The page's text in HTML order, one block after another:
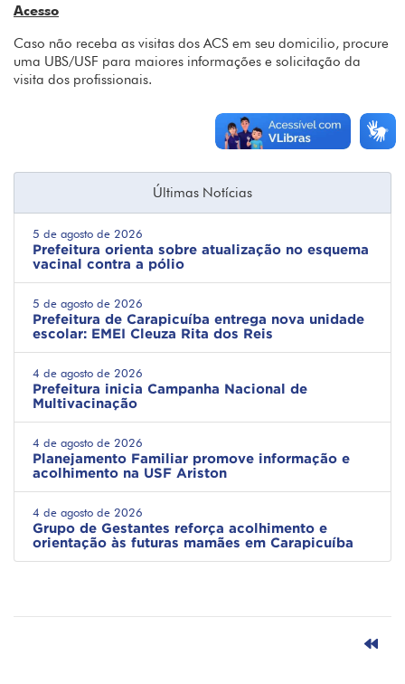
Acesso
Caso não receba as visitas dos ACS em seu domicilio, procure
uma UBS/USF para maiores informações e solicitação da
visita dos profissionais.
Últimas Notícias
5 de agosto de 2026
Prefeitura orienta sobre atualização no esquema
vacinal contra a pólio
5 de agosto de 2026
Prefeitura de Carapicuíba entrega nova unidade
escolar: EMEI Cleuza Rita dos Reis
4 de agosto de 2026
Prefeitura inicia Campanha Nacional de
Multivacinação
4 de agosto de 2026
Planejamento Familiar promove informação e
acolhimento na USF Ariston
4 de agosto de 2026
Grupo de Gestantes reforça acolhimento e
orientação às futuras mamães em Carapicuíba